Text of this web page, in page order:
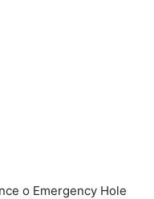
o Emergency Hole